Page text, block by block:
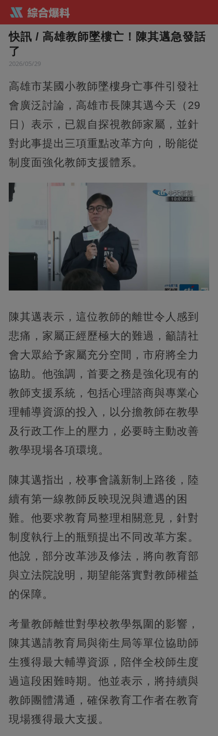
快訊 / 高雄教師墜樓亡！陳其邁急發話
了
2026/05/29
高雄市某國小教師墜樓身亡事件引發社
會廣泛討論，高雄市長陳其邁今天（29
日）表示，已親自探視教師家屬，並針
對此事提出三項重點改革方向，盼能從
制度面強化教師支援體系。
陳其邁表示，這位教師的離世令人感到
悲痛，家屬正經歷極大的難過，籲請社
會大眾給予家屬充分空間，市府將全力
協助。他強調，首要之務是強化現有的
教師支援系統，包括心理諮商與專業心
理輔導資源的投入，以分擔教師在教學
及行政工作上的壓力，必要時主動改善
教學現場各項環境。
陳其邁指出，校事會議新制上路後，陸
續有第一線教師反映現況與遭遇的困
難。他要求教育局整理相關意見，針對
制度執行上的瓶頸提出不同改革方案。
他說，部分改革涉及修法，將向教育部
與立法院說明，期望能落實對教師權益
的保障。
考量教師離世對學校教學氛圍的影響，
陳其邁請教育局與衛生局等單位協助師
生獲得最大輔導資源，陪伴全校師生度
過這段困難時期。他並表示，將持續與
教師團體溝通，確保教育工作者在教育
現場獲得最大支援。